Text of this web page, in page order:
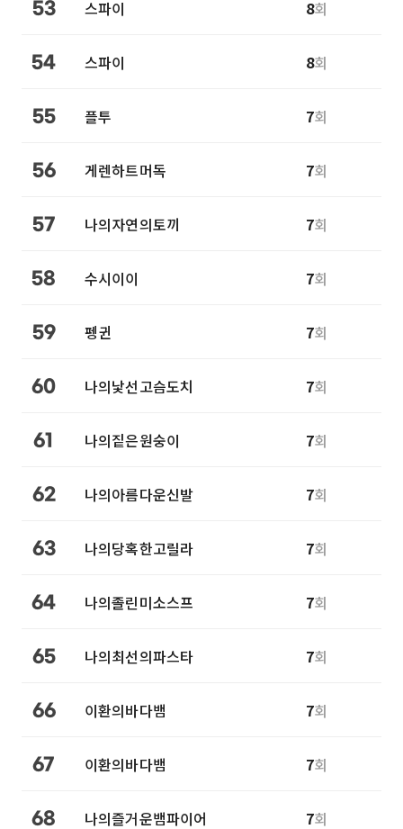
53 스파이 8회
54 스파이 8회
55 플투 7회
56 게렌하트머독 7회
57 나의자연의토끼 7회
58 수시이이 7회
59 펭귄 7회
60 나의낯선고슴도치 7회
61 나의짙은원숭이 7회
62 나의아름다운신발 7회
63 나의당혹한고릴라 7회
64 나의졸린미소스프 7회
65 나의최선의파스타 7회
66 이환의바다뱀 7회
67 이환의바다뱀 7회
68 나의즐거운뱀파이어 7회